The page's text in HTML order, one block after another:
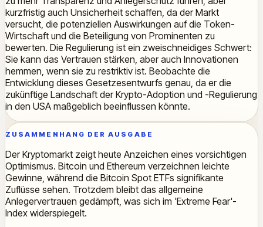
kurzfristig auch Unsicherheit schaffen, da der Markt
versucht, die potenziellen Auswirkungen auf die Token-
Wirtschaft und die Beteiligung von Prominenten zu
bewerten. Die Regulierung ist ein zweischneidiges Schwert:
Sie kann das Vertrauen stärken, aber auch Innovationen
hemmen, wenn sie zu restriktiv ist. Beobachte die
Entwicklung dieses Gesetzesentwurfs genau, da er die
zukünftige Landschaft der Krypto-Adoption und -Regulierung
in den USA maßgeblich beeinflussen könnte.
ZUSAMMENHANG DER AUSGABE
Der Kryptomarkt zeigt heute Anzeichen eines vorsichtigen
Optimismus. Bitcoin und Ethereum verzeichnen leichte
Gewinne, während die Bitcoin Spot ETFs signifikante
Zuflüsse sehen. Trotzdem bleibt das allgemeine
Anlegervertrauen gedämpft, was sich im 'Extreme Fear'-
Index widerspiegelt.